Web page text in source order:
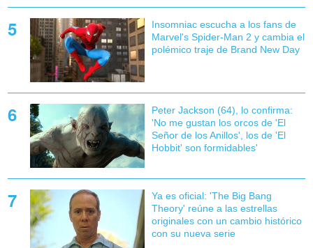
Insomniac escucha a los fans de
Marvel's Spider-Man 2 y cambia el
polémico traje de Brand New Day
Peter Jackson (64), lo confirma:
'No me gustan los orcos de 'El
Señor de los Anillos', los de 'El
Hobbit' son formidables'
Ya es oficial: 'The Big Bang
Theory' reúne a las estrellas
originales con un cambio histórico
con su nueva serie